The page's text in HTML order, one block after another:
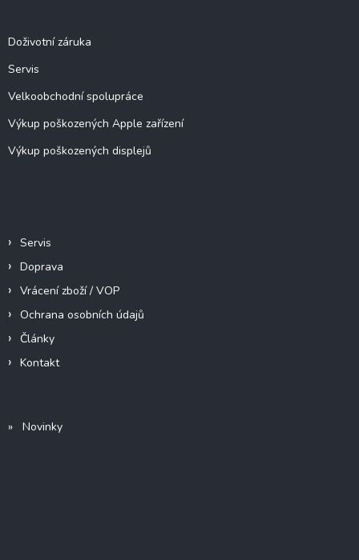
Doživotní záruka
Servis
Velkoobchodní spolupráce
Výkup poškozených Apple zařízení
Výkup poškozených displejů
Servis
Doprava
Vrácení zboží / VOP
Ochrana osobních údajů
Články
Kontakt
» Novinky